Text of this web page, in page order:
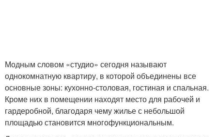
Модным словом «студио» сегодня называют
однокомнатную квартиру, в которой объединены все
основные зоны: кухонно-столовая, гостиная и спальная.
Кроме них в помещении находят место для рабочей и
гардеробной, благодаря чему жилье с небольшой
площадью становится многофункциональным.